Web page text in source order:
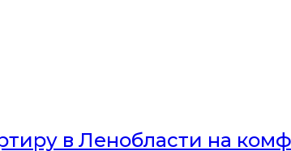
в Ленобласти на